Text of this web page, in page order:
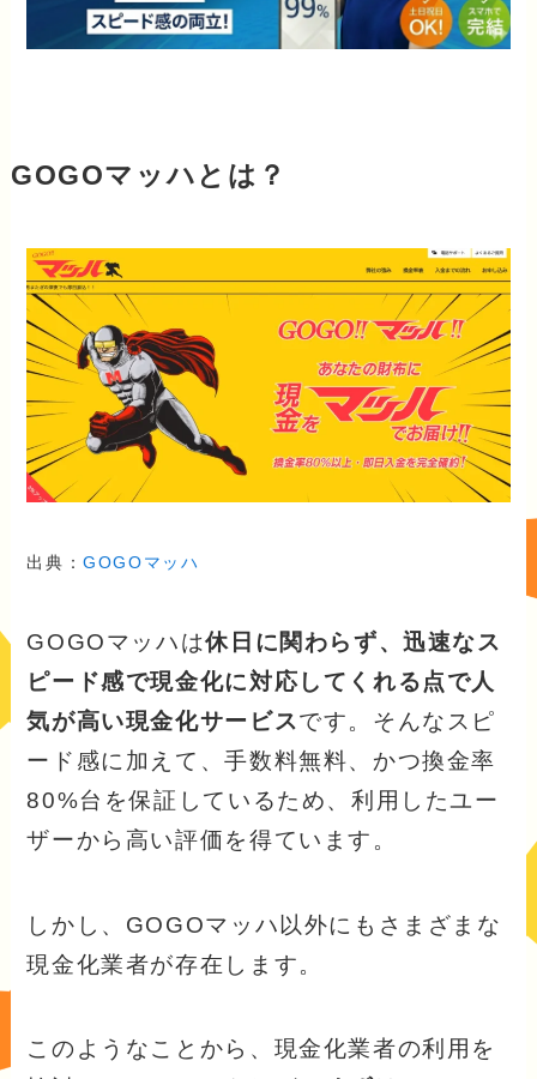
GOGOマッハとは？
出典：GOGOマッハ
GOGOマッハは休日に関わらず、迅速なス
ピード感で現金化に対応してくれる点で人
気が高い現金化サービスです。そんなスピ
ード感に加えて、手数料無料、かつ換金率
80%台を保証しているため、利用したユー
ザーから高い評価を得ています。
しかし、GOGOマッハ以外にもさまざまな
現金化業者が存在します。
このようなことから、現金化業者の利用を